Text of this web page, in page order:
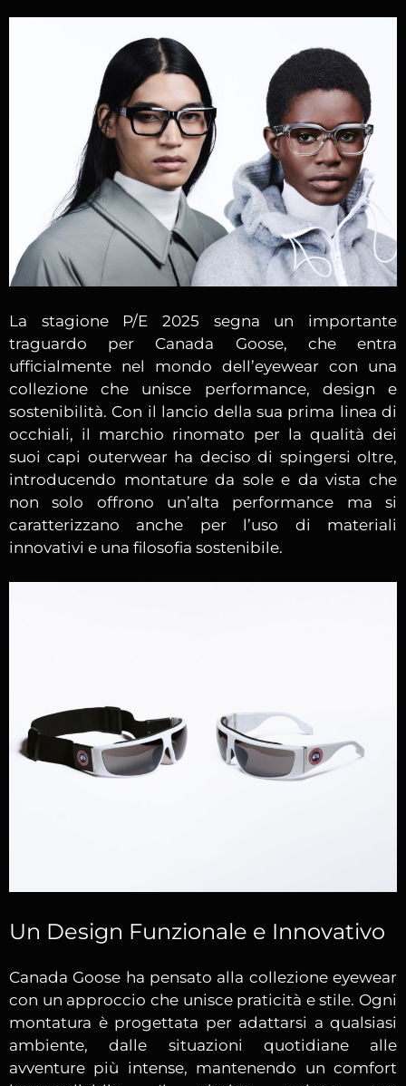
La stagione P/E 2025 segna un importante
traguardo per Canada Goose, che entra
ufficialmente nel mondo dell’eyewear con una
collezione che unisce performance, design e
sostenibilità. Con il lancio della sua prima linea di
occhiali, il marchio rinomato per la qualità dei
suoi capi outerwear ha deciso di spingersi oltre,
introducendo montature da sole e da vista che
non solo offrono un’alta performance ma si
caratterizzano anche per l’uso di materiali
innovativi e una filosofia sostenibile.
Un Design Funzionale e Innovativo
Canada Goose ha pensato alla collezione eyewear
con un approccio che unisce praticità e stile. Ogni
montatura è progettata per adattarsi a qualsiasi
ambiente, dalle situazioni quotidiane alle
avventure più intense, mantenendo un comfort